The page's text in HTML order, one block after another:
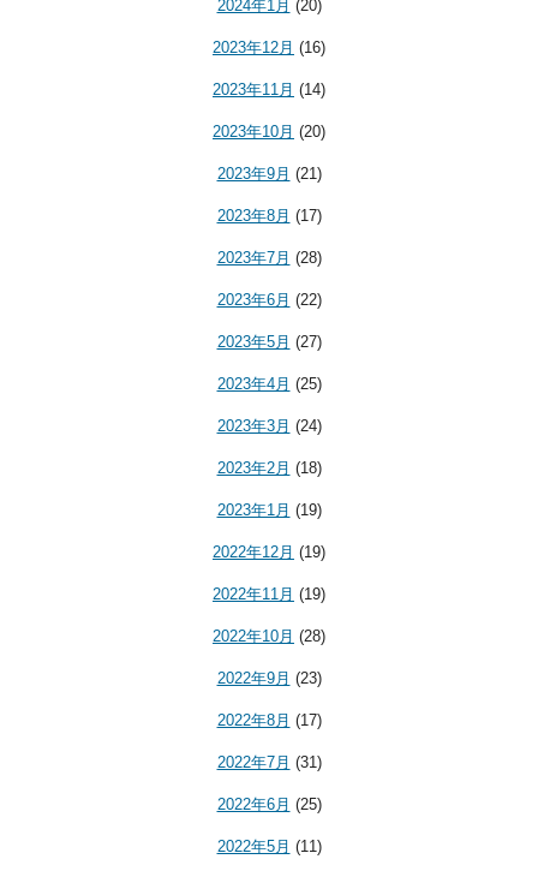
2024年1月 (20)
2023年12月 (16)
2023年11月 (14)
2023年10月 (20)
2023年9月 (21)
2023年8月 (17)
2023年7月 (28)
2023年6月 (22)
2023年5月 (27)
2023年4月 (25)
2023年3月 (24)
2023年2月 (18)
2023年1月 (19)
2022年12月 (19)
2022年11月 (19)
2022年10月 (28)
2022年9月 (23)
2022年8月 (17)
2022年7月 (31)
2022年6月 (25)
2022年5月 (11)